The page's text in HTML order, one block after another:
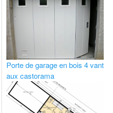
Porte de garage en bois 4 vant
aux castorama